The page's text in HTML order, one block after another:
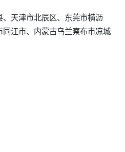
天津市北辰区、东莞市横沥
江市、内蒙古乌兰察布市凉城